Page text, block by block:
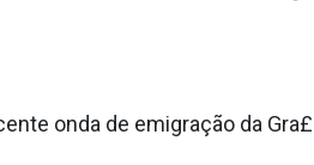
onda de emigração da